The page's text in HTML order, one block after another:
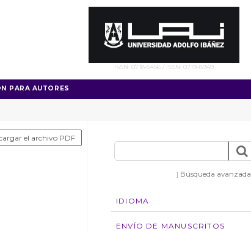
ISSN: 0718-5456 / ISSN: 0719-8949
PARA AUTORES
] Búsqueda avanzada
IDIOMA
[Español ] [English]
ENVÍO DE MANUSCRITOS
el archivo PDF